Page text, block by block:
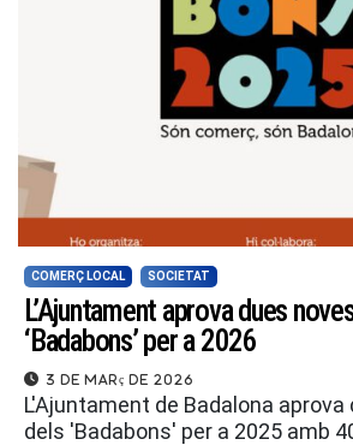
COMERÇ LOCAL SOCIETAT
L’Ajuntament aprova dues
‘Badabons’ per a 2026
3 de març de 2026
L'Ajuntament de Badalona
dels 'Badabons' per a 2025 amb